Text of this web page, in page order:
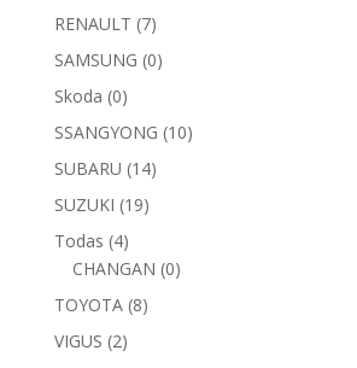
RENAULT (7)
SAMSUNG (0)
Skoda (0)
SSANGYONG (10)
SUBARU (14)
SUZUKI (19)
Todas (4)
CHANGAN (0)
TOYOTA (8)
VIGUS (2)